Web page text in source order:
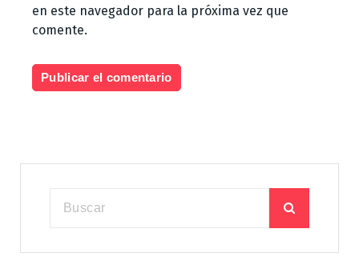
en este navegador para la próxima vez que
comente.